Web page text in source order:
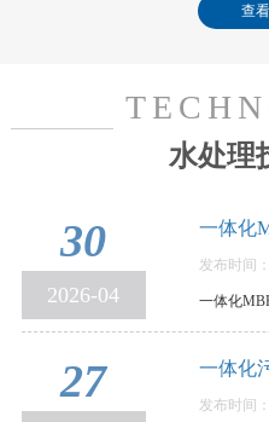
查
水处理
30
2026-04
发布时间
27 发布时间